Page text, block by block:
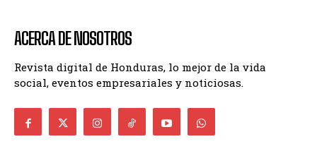
ACERCA DE NOSOTROS
Revista digital de Honduras, lo mejor de la vida
social, eventos empresariales y noticiosas.